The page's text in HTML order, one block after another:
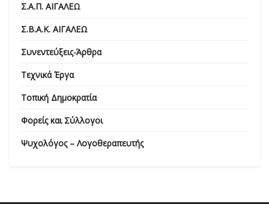
Σ.Α.Π. ΑΙΓΑΛΕΩ
Σ.Β.Α.Κ. ΑΙΓΑΛΕΩ
Συνεντεύξεις-Άρθρα
Τεχνικά Έργα
Τοπική Δημοκρατία
Φορείς και Σύλλογοι
Ψυχολόγος – Λογοθεραπευτής